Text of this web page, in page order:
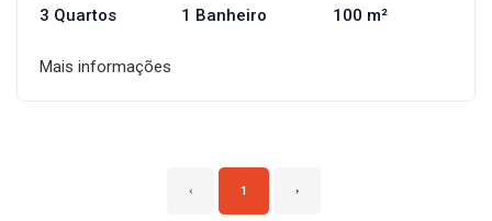
3 Quartos 1 Banheiro 100 m²
Mais informações
‹ 1 ›